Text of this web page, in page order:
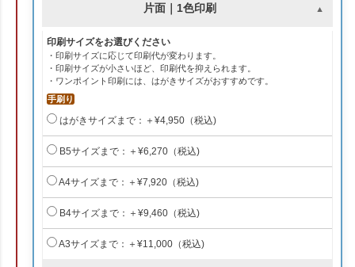
片面｜1色印刷
印刷サイズをお選びください
・印刷サイズに応じて印刷代が変わります。
・印刷サイズが小さいほど、印刷代を抑えられます。
・ワンポイント印刷には、はがきサイズがおすすめです。
手刷り
はがきサイズまで：＋¥4,950（税込)
B5サイズまで：＋¥6,270（税込)
A4サイズまで：＋¥7,920（税込)
B4サイズまで：＋¥9,460（税込)
A3サイズまで：＋¥11,000（税込)